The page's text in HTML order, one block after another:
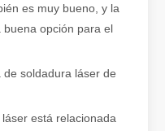
es muy bueno, y la
opción para el
soldadura láser de
está relacionada